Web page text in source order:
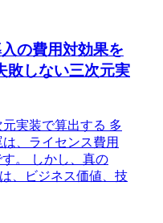
の費用対効果を
敗しない三次元実
実装で算出する 多
、ライセンス費用
。 しかし、真の
、ビジネス価値、技